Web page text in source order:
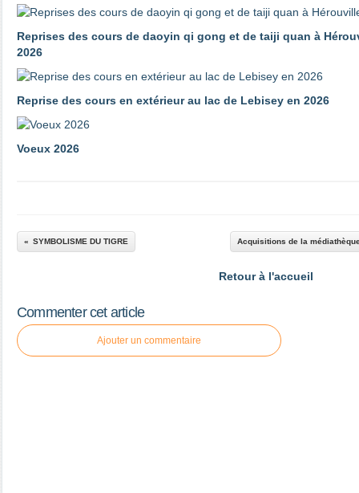
Reprises des cours de daoyin qi gong et de taiji quan à
2026
Reprise des cours en extérieur au lac de Lebisey en 2026
Voeux 2026
SYMBOLISME DU TIGRE Acquisitions de la
Retour à l'accueil
Commenter cet article
Ajouter un commentaire